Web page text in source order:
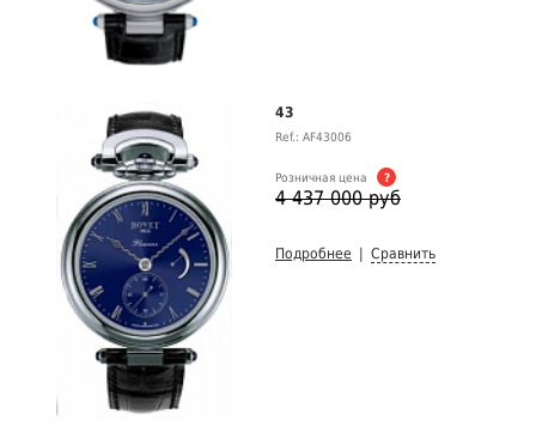
43
Ref.: AF43006
Розничная цена ?
4 437 000 руб
Подробнее Сравнить